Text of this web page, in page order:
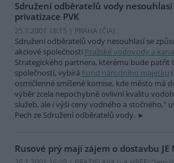
Sdružení odběratelů vody nesouhlasí
privatizace PVK
25.1.2001 18:15 | PRAHA (ČIA)
Sdružení odběratelů vody nesouhlasí se
akciové společnosti Pražské vodovody a
Strategického partnera, kterému bude patřit
společnosti, vybírá Fond národního majetku
osmičlenné smíšené komise, kde město má
výběr zcela nepochybně ovlivní kvalitu
služeb, ale i výši ceny vodného a stočného,"
Pech ze Sdružení odběratelů vody.
Rusové prý mají zájem o dostavbu JE